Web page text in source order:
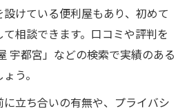
けている便利屋もあり、初めて
相談できます。口コミや評判を
宇都宮」などの検索で実績のある
う。
立ち合いの有無や、プライバシ